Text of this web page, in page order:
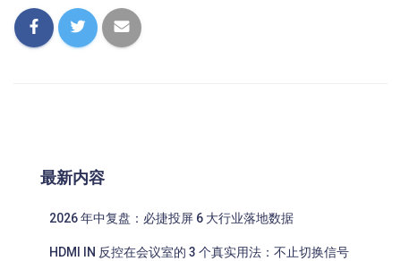
最新内容
2026 年中复盘：必捷投屏 6 大行业落地数据
HDMI IN 反控在会议室的 3 个真实用法：不止切换信号